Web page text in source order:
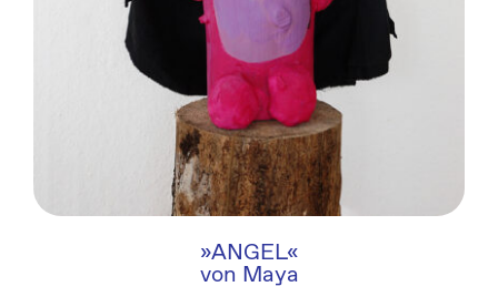
»ANGEL«
von Maya